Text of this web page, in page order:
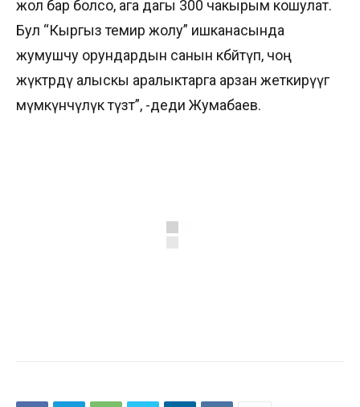
жол бар болсо, ага дагы 300 чакырым кошулат.
Бул “Кыргыз темир жолу” ишканасында
жумушчу орундардын санын көбөйтүп, чоң
жүктөрдү алыскы аралыктарга арзан жеткирүүгө
мүмкүнчүлүк түзөт”, -деди Жумабаев.